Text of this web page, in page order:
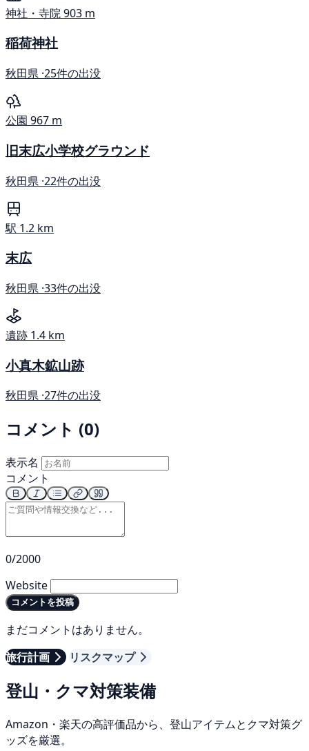
神社・寺院903 m
稲荷神社
秋田県 ·25件の出没
公園 967 m
旧末広小学校グラウンド
秋田県 ·22件の出没
駅 1.2 km
末広
秋田県 ·33件の出没
遺跡 1.4 km
小真木鉱山跡
秋田県 ·27件の出没
コメント (0)
表示名
コメント
0/2000
Website
コメントを投稿
まだコメントはありません。
旅行計画
リスクマップ
登山・クマ対策装備
Amazon・楽天の高評価品から、登山アイテムとクマ対策グ
ッズを厳選。